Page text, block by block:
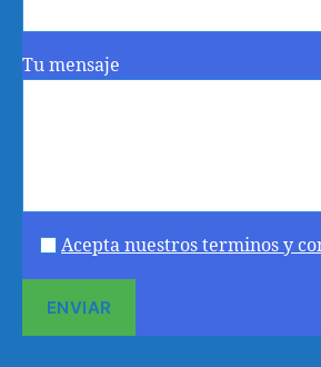
Tu mensaje
Acepta nuestros terminos y